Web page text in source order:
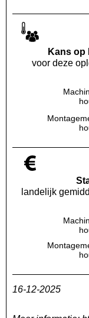
Kans op
voor deze
landelijk
16-12-2025